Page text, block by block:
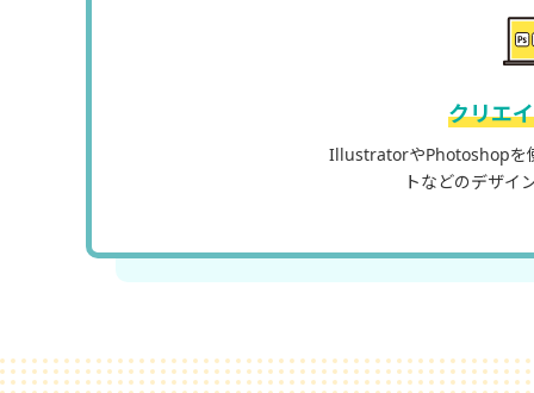
クリエ
IllustratorやPhotoshopを
トなどのデザイ